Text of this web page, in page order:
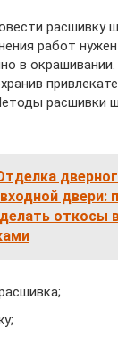
расшивку
работ
в
расшивки
двери:
откосы